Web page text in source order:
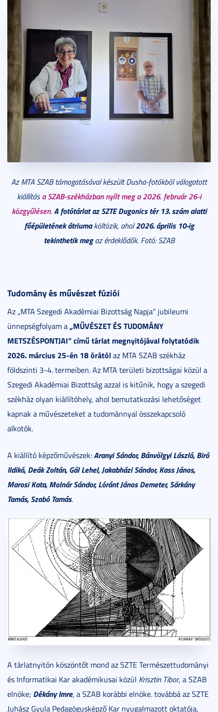
Az MTA SZAB támogatásával készült Dusha-fotókból válogatott
kiállítása SZAB-székházban nyílt meg a 2026. február 26-i
közgyűlésen.A fotótárlat az SZTE Dugonics tér 13. szám alatti
főépületének átriumaköltözik, ahol2026. április 10-ig
tekinthetik megaz érdeklődők. Fotó: SZAB
Tudomány és művészet fúziói
Az „MTA Szegedi Akadémiai Bizottság Napja” jubileumi
ünnepségfolyam a„MŰVÉSZET ÉS TUDOMÁNY
METSZÉSPONTJAI” című tárlat megnyitójával folytatódik
2026. március 25-én 18 órátólaz MTA SZAB székház
földszinti 3-4. termeiben. Az MTA területi bizottságai közül a
Szegedi Akadémiai Bizottság azzal is kitűnik, hogy a szegedi
székház olyan kiállítóhely, ahol bemutatkozási lehetőséget
kapnak a művészeteket a tudománnyal összekapcsoló
alkotók.
A kiállító képzőművészek:Aranyi Sándor, Bánvölgyi László, Biró
Ildikó, Deák Zoltán, Gál Lehel, Jakabházi Sándor, Kass János,
Marosi Kata, Molnár Sándor, Lóránt János Demeter, Sárkány
Tamás, Szabó Tamás.
A tárlatnyitón köszöntőt mond az SZTE Természettudományi
és Informatikai Kar akadémikusai közül Krisztin Tibor, a SZAB
elnöke; Dékány Imre, a SZAB korábbi elnöke. továbbá az SZTE
Juhász Gyula Pedagógusképző Kar nyugalmazott oktatója,